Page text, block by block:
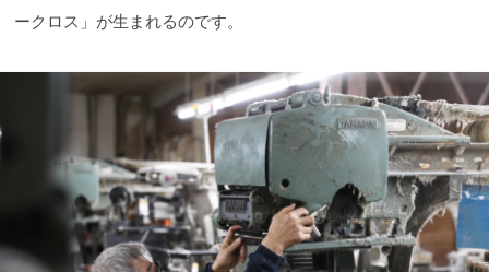
ークロス」が生まれるのです。